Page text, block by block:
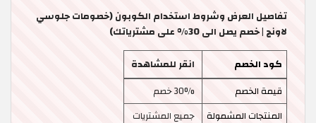
تفاصيل العرض وشروط استخدام الكوبون (خصومات جلوسي
لاونج | خصم يصل الى 30% على مشترياتك)
كود الخصم
انقر للمشاهدة
قيمة الخصم
30% خصم
المنتجات المشمولة
جميع المشتريات